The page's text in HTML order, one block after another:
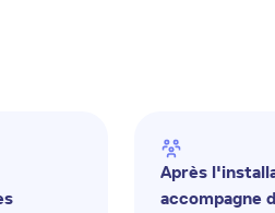
Après
accompagne